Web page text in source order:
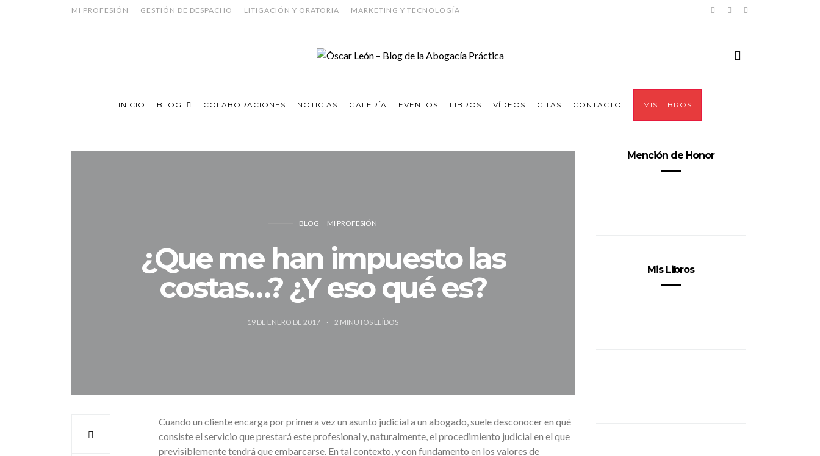
MI PROFESIÓN GESTIÓN DE DESPACHO LITIGACIÓN Y ORATORIA MARKETING Y TECNOLOGÍA
INICIO BLOG COLABORACIONES NOTICIAS GALERÍA EVENTOS LIBROS VÍDEOS CITAS CONTACTO MIS LIBROS
BLOG MI PROFESIÓN
¿Que me han impuesto las
costas…? ¿Y eso qué es?
19 DE ENERO DE 2017 2 MINUTOS LEÍDOS
Cuando un cliente encarga por primera vez un asunto judicial a un abogado, suele desconocer en qué
consiste el servicio que prestará este profesional y, naturalmente, el procedimiento judicial en el que
previsiblemente tendrá que embarcarse. En tal contexto, y con fundamento en los valores de
Mención de Honor
Mis Libros